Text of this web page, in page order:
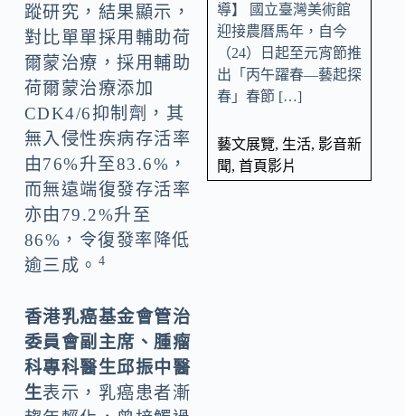
蹤研究，結果顯示，
對比單單採用輔助荷
爾蒙治療，採用輔助
荷爾蒙治療添加
CDK4/6抑制劑，其
無入侵性疾病存活率
由76%升至83.6%，
而無遠端復發存活率
亦由79.2%升至
86%，令復發率降低
逾三成。 4
香港乳癌基金會管治
委員會副主席、腫瘤
科專科醫生邱振中醫
生表示，乳癌患者漸
導】 國立臺灣美術館
迎接農曆馬年，自今
（24）日起至元宵節推
出「丙午躍春—藝起探
春」春節 […]
藝文展覽, 生活, 影音新
聞, 首頁影片